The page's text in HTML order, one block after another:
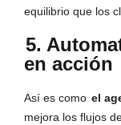
equilibrio que los
5.
en acción
Así es como el
mejora los flujos